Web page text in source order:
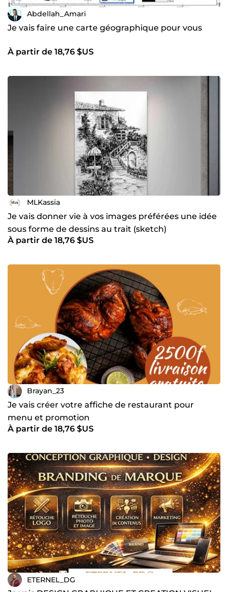
Abdellah_Amari
Je vais faire une carte géographique pour vous
À partir de 18,76 $US
MLKassia
Je vais donner vie à vos images préférées une idée
sous forme de dessins au trait (sketch)
À partir de 18,76 $US
Brayan_23
Je vais créer votre affiche de restaurant pour
menu et promotion
À partir de 18,76 $US
ETERNEL_DG